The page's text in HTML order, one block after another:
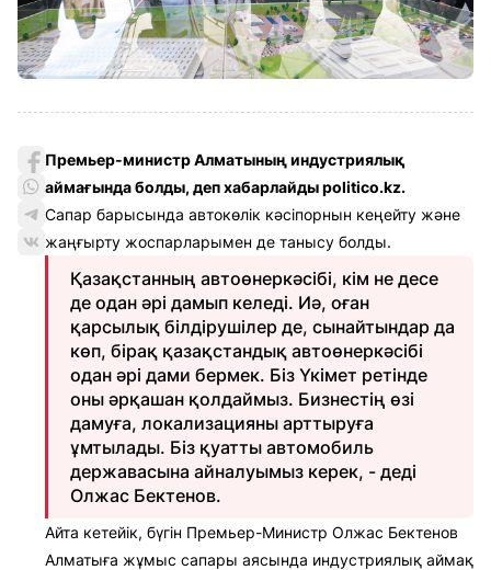
Премьер-министр Алматының индустриялық
аймағында болды, деп хабарлайды politico.kz.
Сапар барысында автокөлік кәсіпорнын кеңейту және
жаңғырту жоспарларымен де танысу болды.
Қазақстанның автоөнеркәсібі, кім не десе
де одан әрі дамып келеді. Иә, оған
қарсылық білдірушілер де, сынайтындар да
көп, бірақ қазақстандық автоөнеркәсібі
одан әрі дами бермек. Біз Үкімет ретінде
оны әрқашан қолдаймыз. Бизнестің өзі
дамуға, локализацияны арттыруға
ұмтылады. Біз қуатты автомобиль
державасына айналуымыз керек, - деді
Олжас Бектенов.
Айта кетейік, бүгін Премьер-Министр Олжас Бектенов
Алматыға жұмыс сапары аясында индустриялық аймақ